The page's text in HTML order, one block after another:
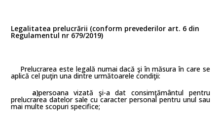
Legalitatea prelucrării (conform prevederilor art. 6 din
Regulamentul nr 679/2019)
Prelucrarea este legală numai dacă şi în măsura în care se
aplică cel puţin una dintre următoarele condiţii:
a)persoana vizată şi-a dat consimţământul pentru
prelucrarea datelor sale cu caracter personal pentru unul sau
mai multe scopuri specifice;